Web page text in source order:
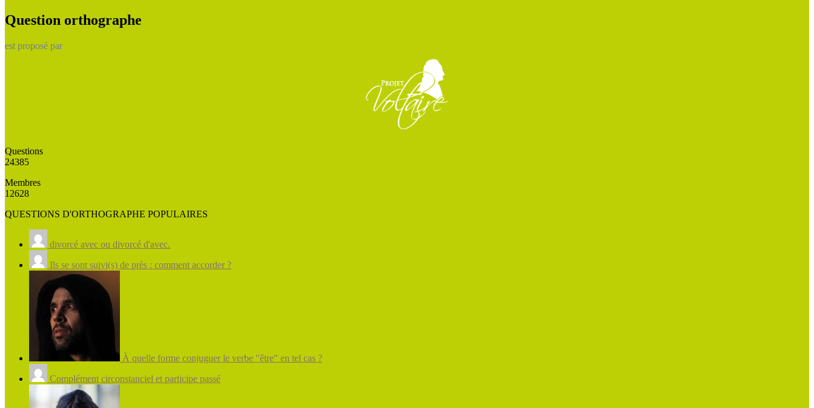
Question orthographe
est proposé par
Questions
24385
Membres
12628
QUESTIONS D'ORTHOGRAPHE POPULAIRES
divorcé avec ou divorcé d'avec.
Ils se sont suivi(s) de près : comment accorder ?
À quelle forme conjuguer le verbe "être" en tel cas ?
Complément circonstanciel et participe passé